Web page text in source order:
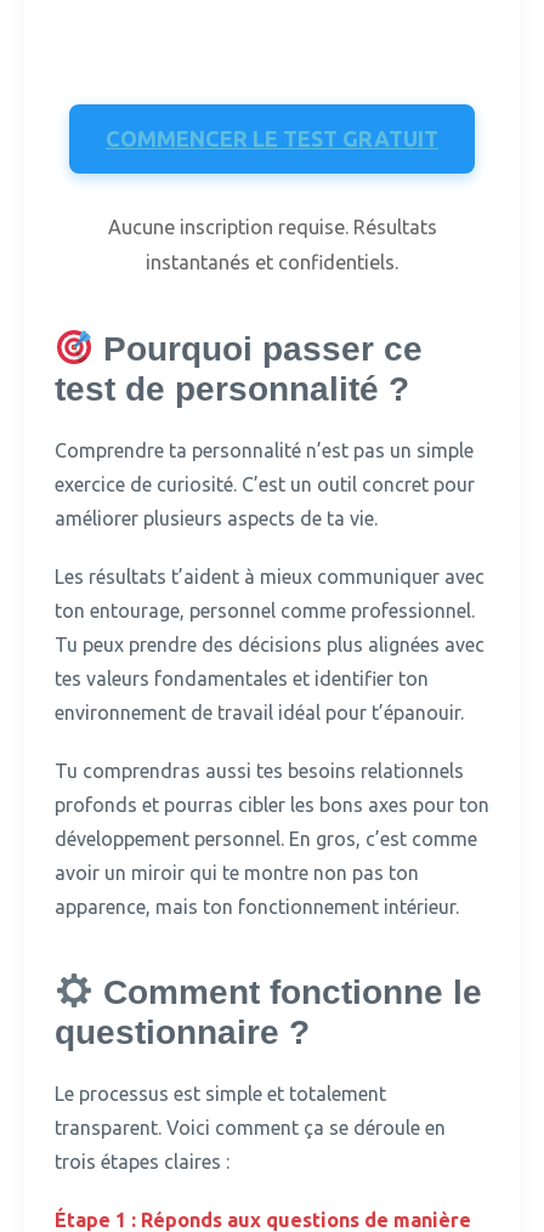
COMMENCER LE TEST GRATUIT
Aucune inscription requise.Résultats
instantanés et confidentiels.
Pourquoi passer ce
test de personnalité ?
Comprendre ta personnalité n’est pas un simple
exercice de curiosité. C’est un outil concret pour
améliorer plusieurs aspects de ta vie.
Les résultats t’aident à mieux communiquer avec
ton entourage, personnel comme professionnel.
Tu peux prendre des décisions plus alignées avec
tes valeurs fondamentales et identifier ton
environnement de travail idéal pour t’épanouir.
Tu comprendras aussi tes besoins relationnels
profonds et pourras cibler les bons axes pour ton
développement personnel. En gros, c’est comme
avoir un miroir qui te montre non pas ton
apparence, mais ton fonctionnement intérieur.
Comment fonctionne le
questionnaire ?
Le processus est simple et totalement
transparent. Voici comment ça se déroule en
trois étapes claires :
Étape 1 : Réponds aux questions de manière